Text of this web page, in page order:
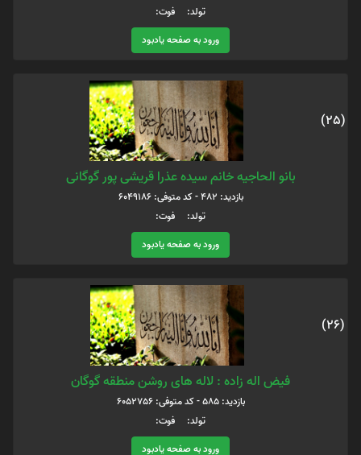
تولد: فوت:
ورود به صفحه یادبود
(25)
بانو الحاجیه خانم سیده عذرا قریشی پور گوگانی
بازدید: 482 - کد متوفی: 6049186
تولد: فوت:
ورود به صفحه یادبود
(26)
فیض اله زاده : لاله های روشن منطقه گوگان
بازدید: 585 - کد متوفی: 6052756
تولد: فوت:
ورود به صفحه یادبود